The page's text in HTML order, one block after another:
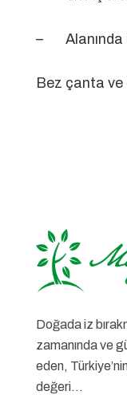
– Alanında
Bez çanta ve
Doğada iz
zamanında ve
eden,
değeri…